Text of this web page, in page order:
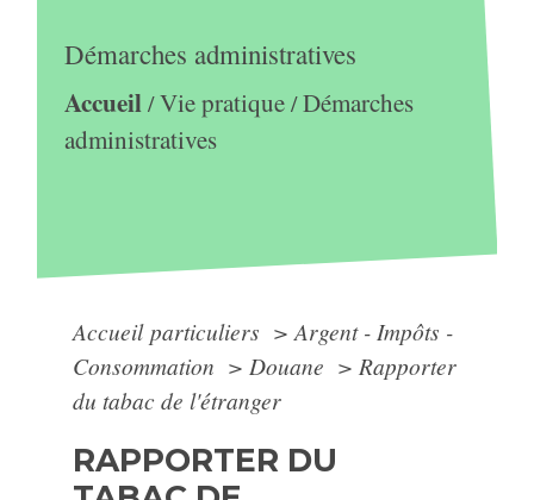
Démarches administratives
Accueil/Vie pratique/Démarches
administratives
Accueil particuliers > Argent - Impôts -
Consommation > Douane > Rapporter
du tabac de l'étranger
RAPPORTER DU